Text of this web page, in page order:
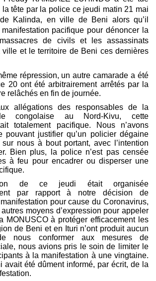
la tête par la police ce jeudi matin 21 mai
Kalinda, en ville de Beni alors qu’il
pacifique pour dénoncer la
de civils et les assassinats
ville et le territoire de Beni ces dernières
répression, un autre camarade a été
20 ont été arbitrairement arrêtés par la
relâchés en fin de journée.
allégations des responsables de la
congolaise au Nord-Kivu, cette
totalement pacifique. Nous n’avons
pouvant justifier qu’un policier dégaine
nous à bout portant, avec l’intention
Bien plus, la police n’est pas censée
à feu pour encadrer ou disperser une
de ce jeudi était organisée
par rapport à notre décision de
pour cause du Coronavirus,
moyens d’expression pour appeler
MONUSCO à protéger efficacement les
de Beni et en Ituri n’ont produit aucun
nous conformer aux mesures de
nous avions pris le soin de limiter le
à la manifestation à une vingtaine.
avait été dûment informé, par écrit, de la